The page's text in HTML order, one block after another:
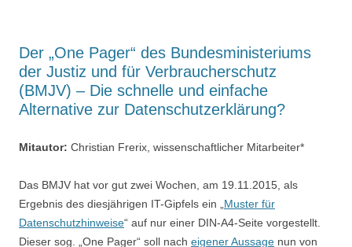
Der „One Pager“ des Bundesministeriums
der Justiz und für Verbraucherschutz
(BMJV) – Die schnelle und einfache
Alternative zur Datenschutzerklärung?
Mitautor: Christian Frerix, wissenschaftlicher Mitarbeiter*
Das BMJV hat vor gut zwei Wochen, am 19.11.2015, als
Ergebnis des diesjährigen IT-Gipfels ein „Muster für
Datenschutzhinweise“ auf nur einer DIN-A4-Seite vorgestellt.
Dieser sog. „One Pager“ soll nach eigener Aussage nun von